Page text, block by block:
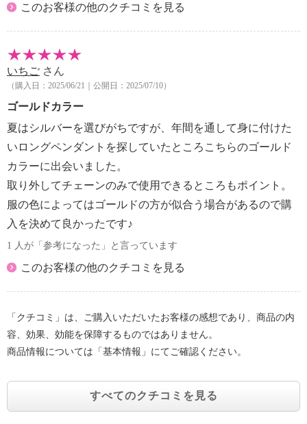
このお客様の他のクチコミを見る
いちご さん
（購入日：2025/06/21｜公開日：2025/07/10）
ゴールドカラー
夏はシルバーを選びがちですが、年間を通して身に付けた
いロングペンダントを探していたところこちらのゴールド
カラーに出会いました。
取り外してチェーンのみで使用できるところもポイント。
服の色によってはゴールドの方が似合う場合があるので購
入を決めて良かったです♪
1 人が「参考になった」と言っています
このお客様の他のクチコミを見る
「クチコミ」は、ご購入いただいたお客様の感想であり、商品の内
容、効果、効能を保障するものではありません。
商品情報については「基本情報」にてご確認ください。
すべてのクチコミを見る